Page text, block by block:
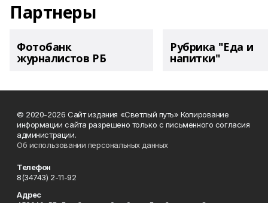
Партнеры
Фотобанк
журналистов РБ
Рубрика "Еда и
напитки"
© 2020-2026 Сайт издания «Светлый путь» Копирование
информации сайта разрешено только с письменного согласия
администрации.
Об использовании персональных данных
Телефон
8(34743) 2-11-92
Адрес